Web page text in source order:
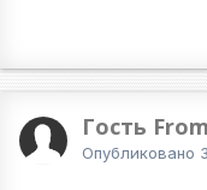
Гость
Опубликовано